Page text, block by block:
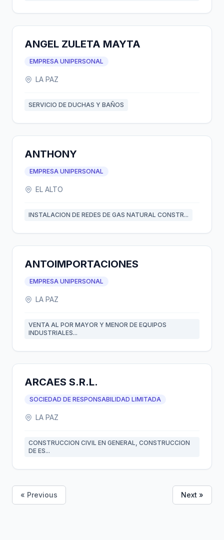
ANGEL ZULETA MAYTA
EMPRESA UNIPERSONAL
LA PAZ
SERVICIO DE DUCHAS Y BAÑOS
ANTHONY
EMPRESA UNIPERSONAL
EL ALTO
INSTALACION DE REDES DE GAS NATURAL CONSTR...
ANTOIMPORTACIONES
EMPRESA UNIPERSONAL
LA PAZ
VENTA AL POR MAYOR Y MENOR DE EQUIPOS
INDUSTRIALES...
ARCAES S.R.L.
SOCIEDAD DE RESPONSABILIDAD LIMITADA
LA PAZ
CONSTRUCCION CIVIL EN GENERAL, CONSTRUCCION
DE ES...
« Previous Next »